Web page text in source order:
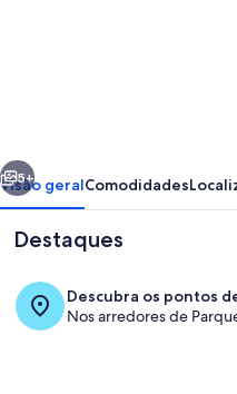
Próximo
5+
Visão geralComodidades
Destaques
Descubra os pontos
Nos arredores de